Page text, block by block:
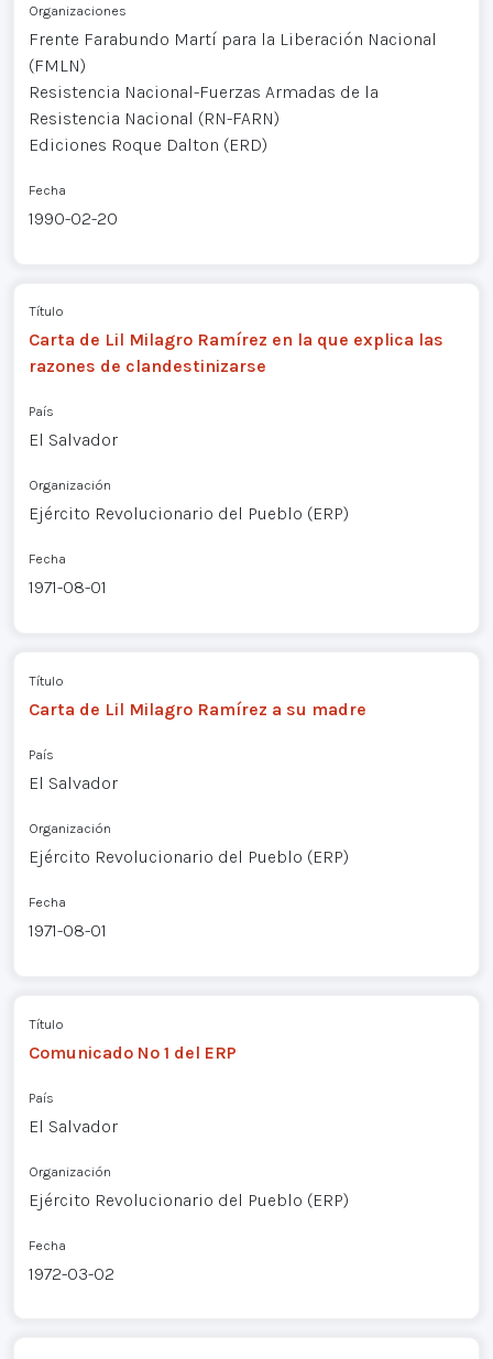
Organizaciones
Frente Farabundo Martí para la Liberación Nacional
(FMLN)
Resistencia Nacional-Fuerzas Armadas de la
Resistencia Nacional (RN-FARN)
Ediciones Roque Dalton (ERD)
Fecha
1990-02-20
Título
Carta de Lil Milagro Ramírez en la que explica las
razones de clandestinizarse
País
El Salvador
Organización
Ejército Revolucionario del Pueblo (ERP)
Fecha
1971-08-01
Título
Carta de Lil Milagro Ramírez a su madre
País
El Salvador
Organización
Ejército Revolucionario del Pueblo (ERP)
Fecha
1971-08-01
Título
Comunicado Nº 1 del ERP
País
El Salvador
Organización
Ejército Revolucionario del Pueblo (ERP)
Fecha
1972-03-02